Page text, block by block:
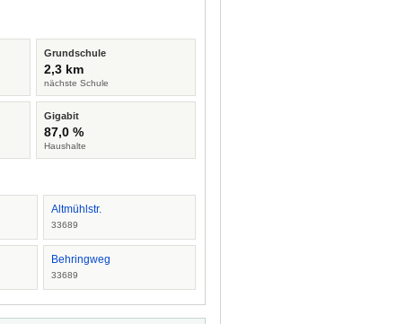
Grundschule
2,3 km
nächste Schule
Gigabit
87,0 %
Haushalte
Altmühlstr.
33689
Behringweg
33689